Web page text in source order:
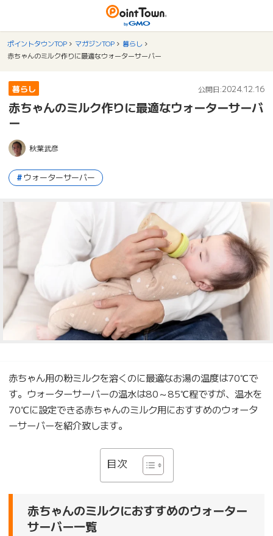
ポイントタウンTOP マガジンTOP
暮らし
赤ちゃんのミルク作りに最適なウォーターサーバー
暮らし 公開日:2024.12.16
赤ちゃんのミルク作りに最適なウォーターサーバ
ー
秋葉武彦
ウォーターサーバー
赤ちゃん用の粉ミルクを溶くのに最適なお湯の温度は70℃で
す。ウォーターサーバーの温水は80～85℃程ですが、温水を
70℃に設定できる赤ちゃんのミルク用におすすめのウォータ
ーサーバーを紹介致します。
目次
赤ちゃんのミルクにおすすめのウォーター
サーバー一覧